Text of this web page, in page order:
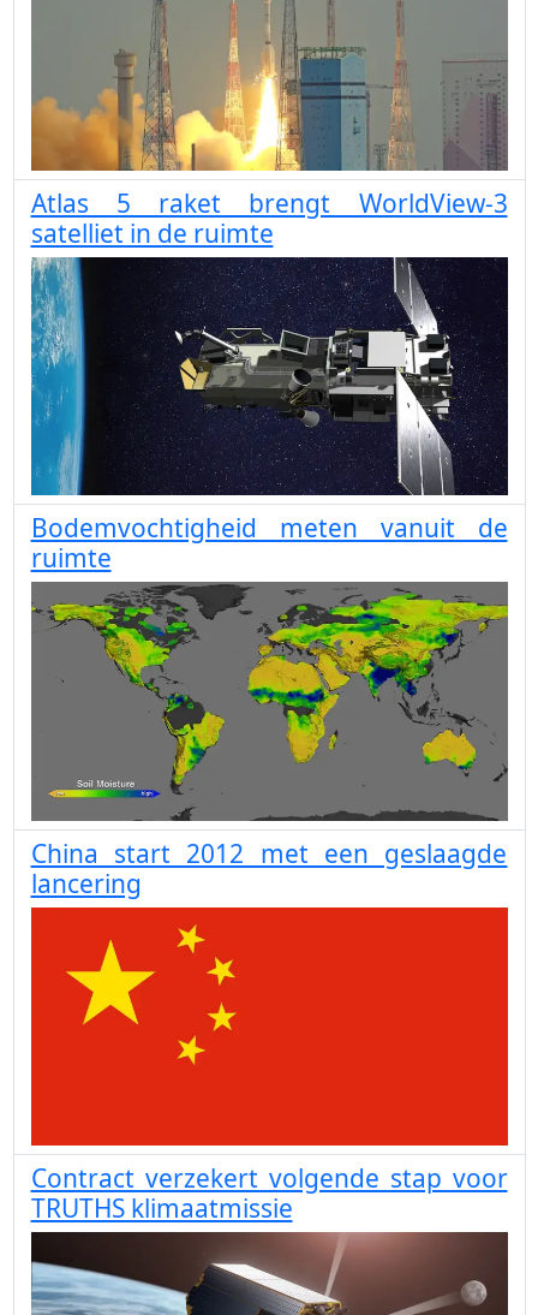
Atlas 5 raket brengt WorldView-3
satelliet in de ruimte
Bodemvochtigheid meten vanuit de
ruimte
China start 2012 met een geslaagde
lancering
Contract verzekert volgende stap voor
TRUTHS klimaatmissie